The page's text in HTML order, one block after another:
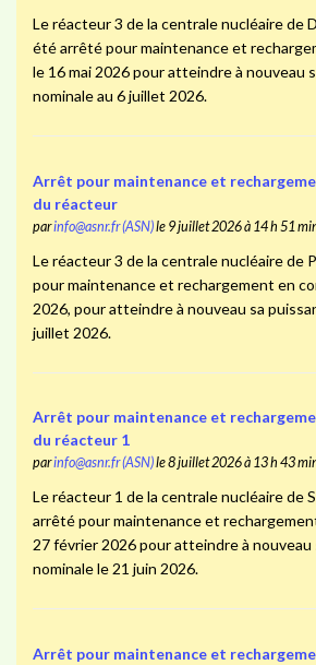
Le réacteur 3 de la centrale nucléaire de
été arrêté pour maintenance et
le 16 mai 2026 pour atteindre à nouveau
nominale au 6 juillet 2026.
Arrêt pour maintenance et
du réacteur
parinfo@asnr.fr (ASN)le 9 juillet 2026 à 14 h 51
Le réacteur 3 de la centrale nucléaire de
pour maintenance et rechargement en
2026, pour atteindre à nouveau sa
juillet 2026.
Arrêt pour maintenance et
du réacteur 1
parinfo@asnr.fr (ASN)le 8 juillet 2026 à 13 h 43
Le réacteur 1 de la centrale nucléaire de
arrêté pour maintenance et
27 février 2026 pour atteindre à nouveau
nominale le 21 juin 2026.
Arrêt pour maintenance et